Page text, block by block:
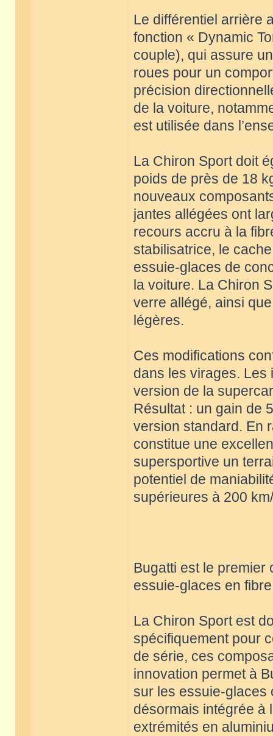
Le différentiel arrière
fonction « Dynamic
couple), qui assure
roues pour un
précision
de la voiture,
est utilisée dans
La Chiron Sport doit
poids de près de 18
nouveaux
jantes allégées ont
recours accru à la
stabilisatrice, le
essuie-glaces de
la voiture. La Chiron
verre allégé, ainsi
légères.
Ces modifications
dans les virages. Les
version de la
Résultat : un gain de
version standard. En
constitue une
supersportive un
potentiel de
supérieures à 200
Bugatti est le
essuie-glaces en
La Chiron Sport est
spécifiquement pour
de série, ces
innovation permet à
sur les essuie-glaces
désormais intégrée à
extrémités en